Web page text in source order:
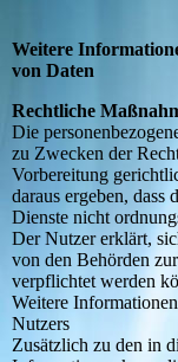
Weitere
von Daten
Rechtliche
Die
zu Zwecken der
Vorbereitung
daraus ergeben, dass
Dienste nicht
Der Nutzer erklärt,
von den Behörden
verpflichtet werden
Weitere
Nutzers
Zusätzlich zu den in